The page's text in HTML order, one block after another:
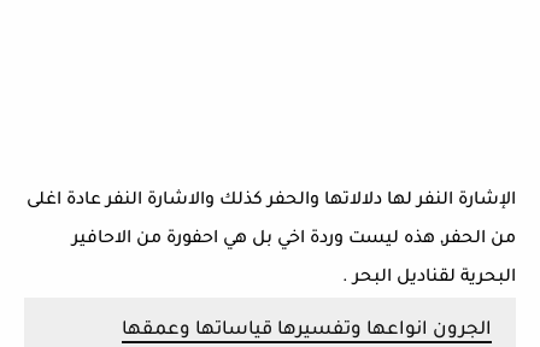
الإشارة النفر لها دلالاتها والحفر كذلك والاشارة النفر عادة اغلى
من الحفر, هذه ليست وردة اخي بل هي احفورة من الاحافير
البحرية لقناديل البحر .
الجرون انواعها وتفسيرها قياساتها وعمقها